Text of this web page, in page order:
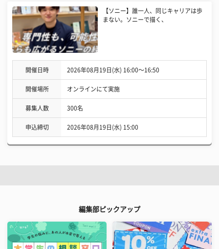
【ソニー】誰一人、同じキャリアは歩
まない。ソニーで描く、
開催日時 2026年08月19日(水) 16:00〜16:50
開催場所 オンラインにて実施
募集人数 300名
申込締切 2026年08月19日(水) 15:00
編集部ピックアップ